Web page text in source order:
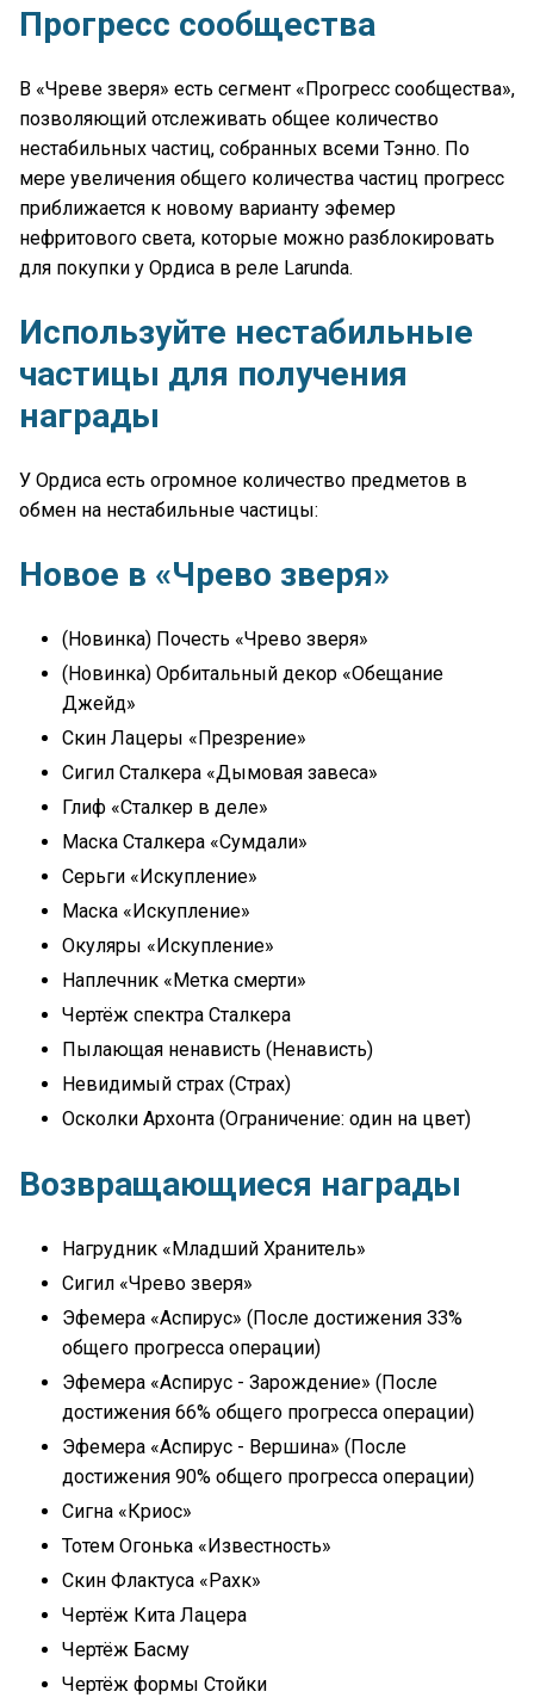
Прогресс сообщества
В «Чреве зверя» есть сегмент «Прогресс сообщества»,
позволяющий отслеживать общее количество
нестабильных частиц, собранных всеми Тэнно. По
мере увеличения общего количества частиц прогресс
приближается к новому варианту эфемер
нефритового света, которые можно разблокировать
для покупки у Ордиса в реле Larunda.
Используйте нестабильные
частицы для получения
награды
У Ордиса есть огромное количество предметов в
обмен на нестабильные частицы:
Новое в «Чрево зверя»
(Новинка) Почесть «Чрево зверя»
(Новинка) Орбитальный декор «Обещание
Джейд»
Скин Лацеры «Презрение»
Сигил Сталкера «Дымовая завеса»
Глиф «Сталкер в деле»
Маска Сталкера «Сумдали»
Серьги «Искупление»
Маска «Искупление»
Окуляры «Искупление»
Наплечник «Метка смерти»
Чертёж спектра Сталкера
Пылающая ненависть (Ненависть)
Невидимый страх (Страх)
Осколки Архонта (Ограничение: один на цвет)
Возвращающиеся награды
Нагрудник «Младший Хранитель»
Сигил «Чрево зверя»
Эфемера «Аспирус» (После достижения 33%
общего прогресса операции)
Эфемера «Аспирус - Зарождение» (После
достижения 66% общего прогресса операции)
Эфемера «Аспирус - Вершина» (После
достижения 90% общего прогресса операции)
Сигна «Криос»
Тотем Огонька «Известность»
Скин Флактуса «Рахк»
Чертёж Кита Лацера
Чертёж Басму
Чертёж формы Стойки